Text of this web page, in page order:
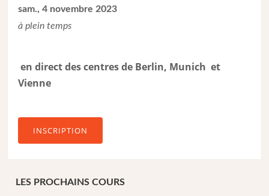
sam., 4 novembre 2023
à plein temps
en direct des centres de Berlin, Munich et
Vienne
INSCRIPTION
LES PROCHAINS COURS